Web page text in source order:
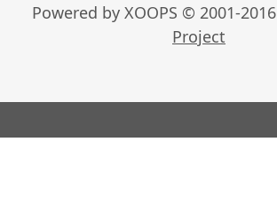
Powered by XOOPS © 2001-2016
Project